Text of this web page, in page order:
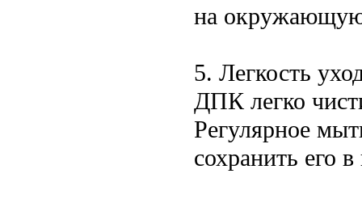
на
5. Легкость
ДПК легко
Регулярное
сохранить его